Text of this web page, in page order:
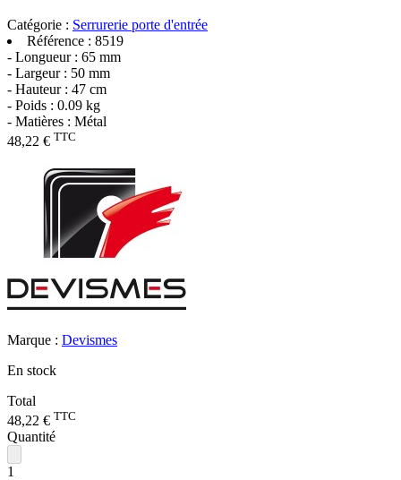
Catégorie : Serrurerie porte d'entrée
Référence : 8519
- Longueur : 65 mm
- Largeur : 50 mm
- Hauteur : 47 cm
- Poids : 0.09 kg
- Matières : Métal
48,22 € TTC
Marque : Devismes
En stock
Total
48,22 € TTC
Quantité
1